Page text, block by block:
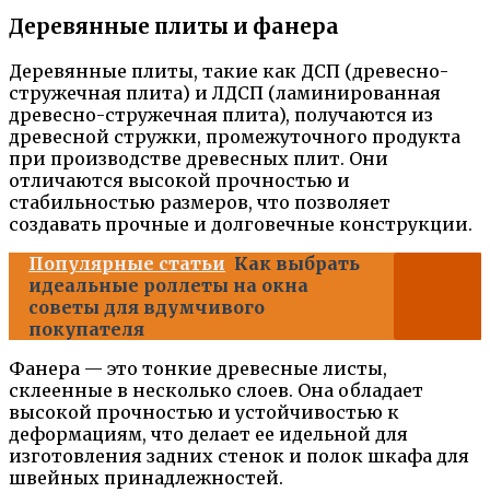
Деревянные плиты и фанера
Деревянные плиты, такие как ДСП (древесно-
стружечная плита) и ЛДСП (ламинированная
древесно-стружечная плита), получаются из
древесной стружки, промежуточного продукта
при производстве древесных плит. Они
отличаются высокой прочностью и
стабильностью размеров, что позволяет
создавать прочные и долговечные конструкции.
Популярные статьи Как выбрать
идеальные роллеты на окна
советы для вдумчивого
покупателя
Фанера — это тонкие древесные листы,
склеенные в несколько слоев. Она обладает
высокой прочностью и устойчивостью к
деформациям, что делает ее идельной для
изготовления задних стенок и полок шкафа для
швейных принадлежностей.